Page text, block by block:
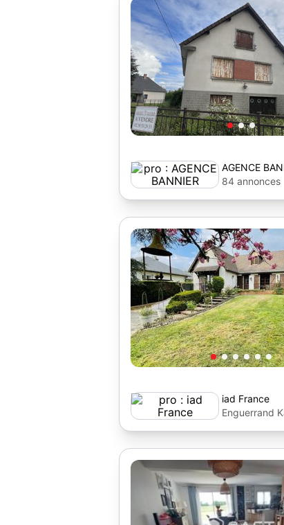
AGENCE
84 annonces
iad France
Enguerrand